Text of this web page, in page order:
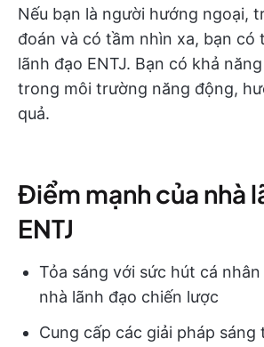
Nếu bạn là người hướng ngoại,
đoán và có tầm nhìn xa, bạn có
lãnh đạo ENTJ. Bạn có khả
trong môi trường năng động,
quả.
Điểm mạnh của nhà
ENTJ
Tỏa sáng với sức hút cá
nhà lãnh đạo chiến lược
Cung cấp các giải pháp sáng